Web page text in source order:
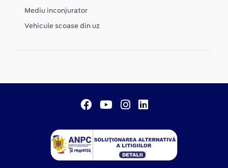
Mediu inconjurator
Vehicule scoase din uz